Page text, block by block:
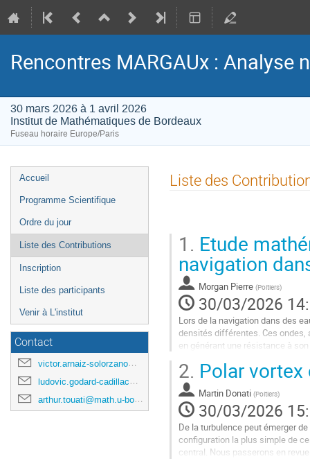
Rencontres MARGAUx : Analyse
30 mars 2026 à 1 avril 2026
Institut de Mathématiques de Bordeaux
Fuseau horaire Europe/Paris
Menu
de
Accueil
Programme Scientifique
Ordre du jour
Liste des Contributions
Inscription
Liste des participants
Venir à L'institut
Contact
victor.arnaiz-solorzano@u-bordeaux.fr
ludovic.godard-cadillac@math.u-bordeaux.fr
arthur.touati@math.u-bordeaux.fr
Liste des
1. Etude
navigation
Morgan Pierre (Poitiers)
30/03/2026
Lors de la navigation dans des
densités différentes. Ces ondes,
en générant une résistance à
Aller
à
la
page
de
la
contribution
2. Polar vortex
Martin Donati (Poitiers)
30/03/2026
De la turbulence peut émerger
configuration la plus simple de
central. Nous passerons en